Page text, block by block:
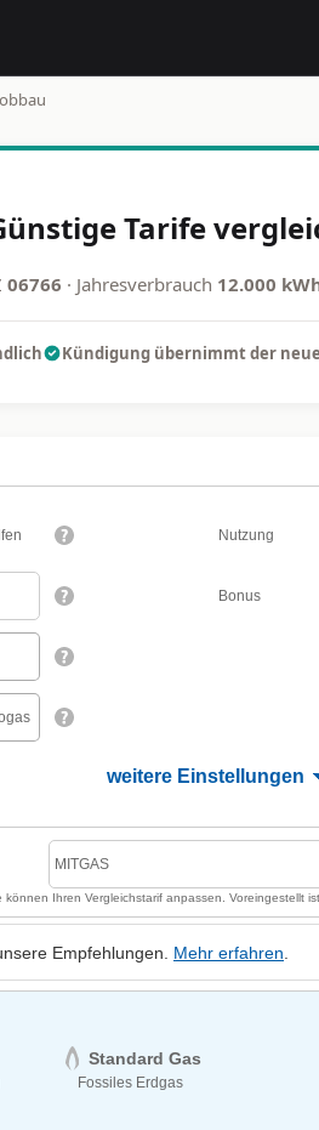
Tarife
06766 · Jahresverbrauch 12.000
Kündigung übernimmt der